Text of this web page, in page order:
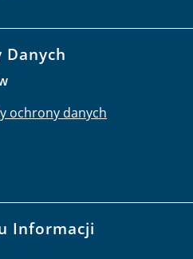
ochrony danych
Informacji